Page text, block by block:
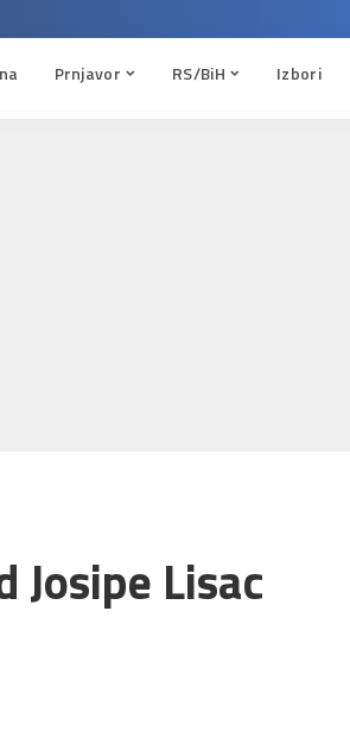
Prnjavor RS/BiH Izbori
Lisac